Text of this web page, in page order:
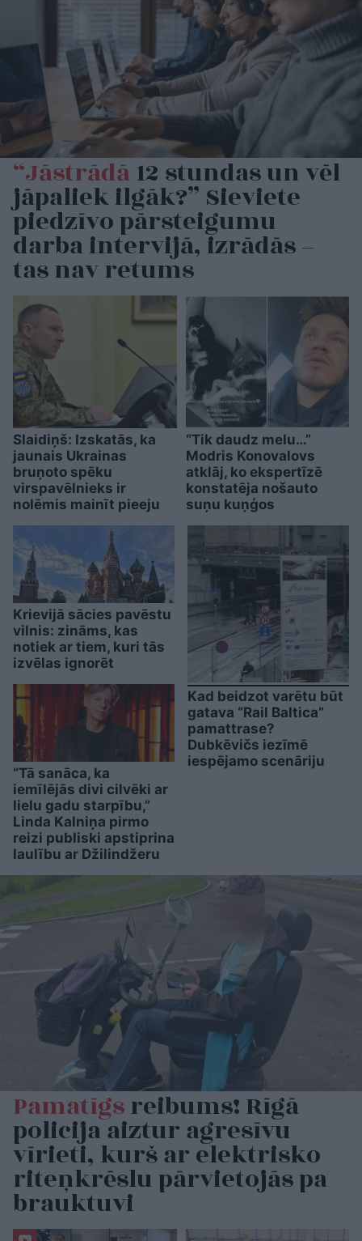
“Jāstrādā12 stundas un vēl
jāpaliek ilgāk?” Sieviete
piedzīvo pārsteigumu
darba intervijā, izrādās –
tas nav retums
Slaidiņš: Izskatās, ka
jaunais Ukrainas
bruņoto spēku
virspavēlnieks ir
nolēmis mainīt pieeju
“Tik daudz melu…”
Modris Konovalovs
atklāj, ko ekspertīzē
konstatēja nošauto
suņu kuņģos
Krievijā sācies pavēstu
vilnis: zināms, kas
notiek ar tiem, kuri tās
izvēlas ignorēt
“Tā sanāca, ka
iemīlējās divi cilvēki ar
lielu gadu starpību,”
Linda Kalniņa pirmo
reizi publiski apstiprina
laulību ar Džilindžeru
Kad beidzot varētu būt
gatava “Rail Baltica”
pamattrase?
Dubkēvičs iezīmē
iespējamo scenāriju
Pamatīgsreibums! Rīgā
policija aiztur agresīvu
vīrieti, kurš ar elektrisko
riteņkrēslu pārvietojās pa
brauktuvi